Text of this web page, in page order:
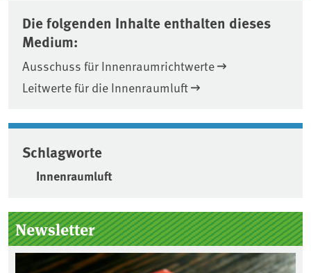
Die folgenden Inhalte enthalten dieses
Medium:
Ausschuss für Innenraumrichtwerte
Leitwerte für die Innenraumluft
Schlagworte
Innenraumluft
Seitenleiste
Newsletter